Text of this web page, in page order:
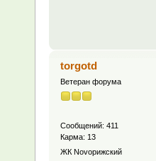
torgotd
Ветеран форума
Сообщений: 411
Карма: 13
ЖК Novoрижский